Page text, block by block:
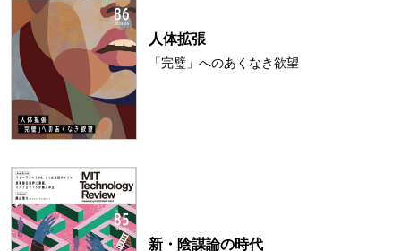
人体拡張
「完璧」へのあくなき欲望
新・陰謀論の時代